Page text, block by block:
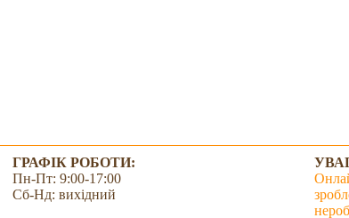
ГРАФІК РОБОТИ:
Пн-Пт: 9:00-17:00
Сб-Нд: вихідний